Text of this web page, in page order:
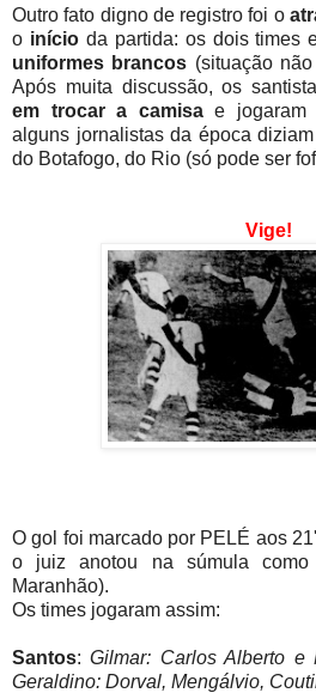
Outro fato digno de registro foi o
o inícioda partida: os dois times
uniformes brancos (situação
Após muita discussão, os
em trocar a camisae jogaram
alguns jornalistas da época
do Botafogo, do Rio (só pode ser
Vige!
O gol foi marcado por PELÉ aos
o juiz anotou na súmula como
Maranhão).
Os times jogaram assim:
Santos: Gilmar: Carlos Alberto e
Geraldino: Dorval, Mengálvio,